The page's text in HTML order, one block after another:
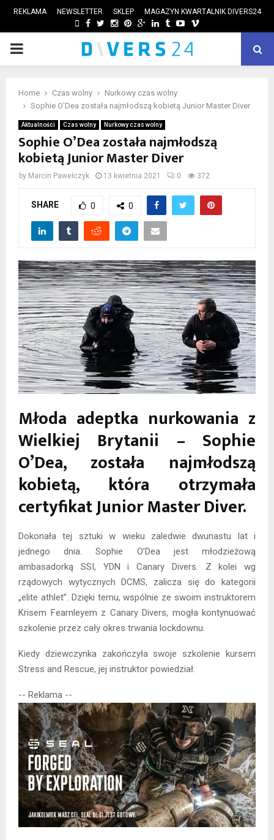
REKLAMA NEWSLETTER SKLEP MAGAZYN KWARTALNIK DIVERS24
FACEBOOK
TWITTER
INSTAGRAM
PINTEREST
GOOGLE
LINKEDIN
TUMBLRYOUTUBE
VIMEO
PRIMARY
Home Czas wolny
Nurkowy czas wolny
Sophie O’Dea została najmłodszą kobietą Junior Master Diver
Aktualności Czas wolny Nurkowy czas wolny
Sophie O’Dea została najmłodszą
kobietą Junior Master Diver
by Marcin Pawełczyk 13 kwietnia 2021 0 372
SHARE 0 0
Młoda adeptka nurkowania z
Wielkiej Brytanii – Sophie
O’Dea, została najmłodszą
kobietą, która otrzymała
certyfikat Junior Master Diver.
Dokonała tej sztuki w wieku zaledwie dwunastu lat i
jednego dnia. Sophie O’Dea jest młodzieżową
ambasadorką SSI, YDN i Canary Divers. Z kolei wg
rządowych wytycznych DCMS, zalicza się do kategorii
„elite athlet”. Dzięki temu, wspólnie ze swoim instruktorem
Krisem Fearnleyem z Canary Divers, mogła kontynuować
szkolenie przez cały okres trwania lockdownu.
Kiedy dziewczynka zakończyła swoje szkolenie kursem
Stress and Rescue, jej instruktor powiedział:
-- Reklama --